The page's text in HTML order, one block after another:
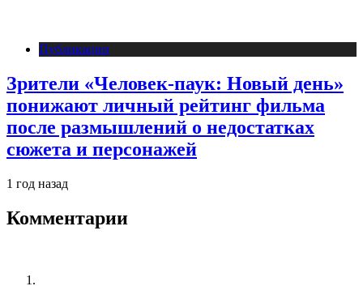
Публикации
Зрители «Человек-паук: Новый день»
понижают личный рейтинг фильма
после размышлений о недостатках
сюжета и персонажей
1 год назад
Комментарии